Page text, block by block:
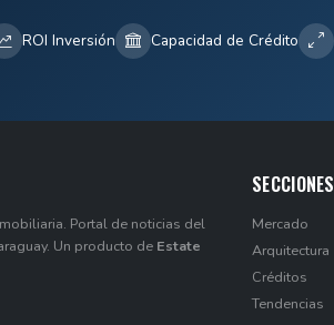
ROI Inversión Capacidad de Crédito
Portal de noticias del
Un producto de Estate
SECCIONES
Mercado
Arquitectura
Créditos
Tendencias